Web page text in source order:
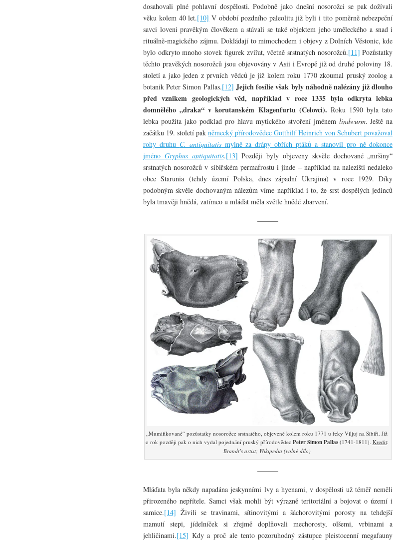
dosahovali plné pohlavní dospělosti. Podobně jako dnešní nosorožci se pak dožívali
věku kolem 40 let.[10] V období pozdního paleolitu již byli i tito poměrně nebezpeční
savci loveni pravěkým člověkem a stávali se také objektem jeho uměleckého a snad i
rituálně-magického zájmu. Dokládají to mimochodem i objevy z Dolních Věstonic, kde
bylo odkryto mnoho stovek figurek zvířat, včetně srstnatých nosorožců.[11] Pozůstatky
těchto pravěkých nosorožců jsou objevovány v Asii i Evropě již od druhé poloviny 18.
století a jako jeden z prvních vědců je již kolem roku 1770 zkoumal pruský zoolog a
botanik Peter Simon Pallas.[12] Jejich fosilie však byly náhodně nalézány již dlouho
před vznikem geologických věd, například v roce 1335 byla odkryta lebka
domnělého „draka“ v korutanském Klagenfurtu (Celovci). Roku 1590 byla tato
lebka použita jako podklad pro hlavu mytického stvoření jménem lindwurm. Ještě na
začátku 19. století pakněmecký přírodovědec Gotthilf Heinrich von Schubert považoval
rohy druhu C. antiquitatismylně za drápy obřích ptáků a stanovil pro ně dokonce
jméno Gryphus antiquitatis.[13] Později byly objeveny skvěle dochované „mršiny“
srstnatých nosorožců v sibiřském permafrostu i jinde – například na nalezišti nedaleko
obce Starunia (tehdy území Polska, dnes západní Ukrajina) v roce 1929. Díky
podobným skvěle dochovaným nálezům víme například i to, že srst dospělých jedinců
byla tmavěji hnědá, zatímco u mláďat měla světle hnědé zbarvení.
———
„Mumifikované“ pozůstatky nosorožce srstnatého, objevené kolem roku 1771 u řeky Viljuj na Sibiři. Již
o rok později pak o nich vydal pojednání pruský přírodovědec Peter Simon Pallas(1741-1811). Kredit:
Brandt’s artist; Wikipedia (volné dílo)
———
Mláďata byla někdy napadána jeskynními lvy a hyenami, v dospělosti už téměř neměli
přirozeného nepřítele. Samci však mohli být výrazně teritoriální a bojovat o území i
samice.[14] Živili se travinami, sítinovitými a šáchorovitými porosty na tehdejší
mamutí stepi, jídelníček si zřejmě doplňovali mechorosty, olšemi, vrbinami a
jehličinami.[15] Kdy a proč ale tento pozoruhodný zástupce pleistocenní megafauny